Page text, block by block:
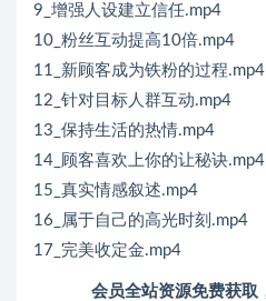
9_增强人设建立信任.mp4
10_粉丝互动提高10倍.mp4
11_新顾客成为铁粉的过程.mp4
12_针对目标人群互动.mp4
13_保持生活的热情.mp4
14_顾客喜欢上你的让秘诀.mp4
15_真实情感叙述.mp4
16_属于自己的高光时刻.mp4
17_完美收定金.mp4
会员全站资源免费获取